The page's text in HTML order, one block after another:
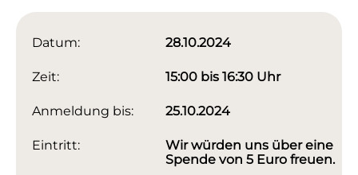
Datum: 28.10.2024
Zeit: 15:00 bis 16:30 Uhr
Anmeldung bis: 25.10.2024
Eintritt:
Wir würden uns über eine
Spende von 5 Euro freuen.